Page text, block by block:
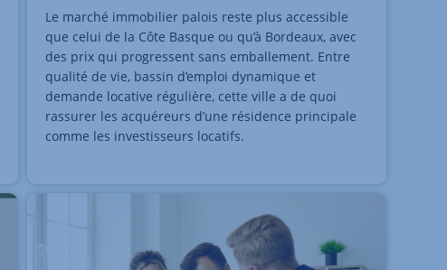
Le marché immobilier palois reste plus accessible
que celui de la Côte Basque ou qu’à Bordeaux, avec
des prix qui progressent sans emballement. Entre
qualité de vie, bassin d’emploi dynamique et
demande locative régulière, cette ville a de quoi
rassurer les acquéreurs d’une résidence principale
comme les investisseurs locatifs.